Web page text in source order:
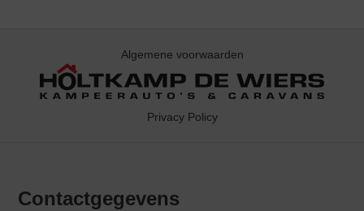
Algemene voorwaarden
Privacy Policy
Contactgegevens